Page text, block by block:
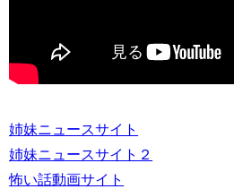
姉妹ニュースサイト
姉妹ニュースサイト２
怖い話動画サイト